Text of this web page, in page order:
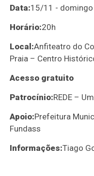
Data:15/11 - domingo
Horário:20h
Local:Anfiteatro do
Praia – Centro
Acesso gratuito
Patrocínio:REDE –
Apoio:Prefeitura
Fundass
Informações:Tiago